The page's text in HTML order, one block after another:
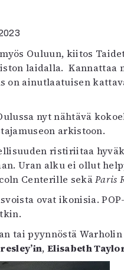
Ouluun, kiitos
laidalla. Kannattaa
on ainutlaatuisen
nyt nähtävä
arkistoon.
ristiriitaa
Uran alku ei ollut
Centerille sekäParis
ovat ikonisia.
tai pyynnöstä
, Elisabeth